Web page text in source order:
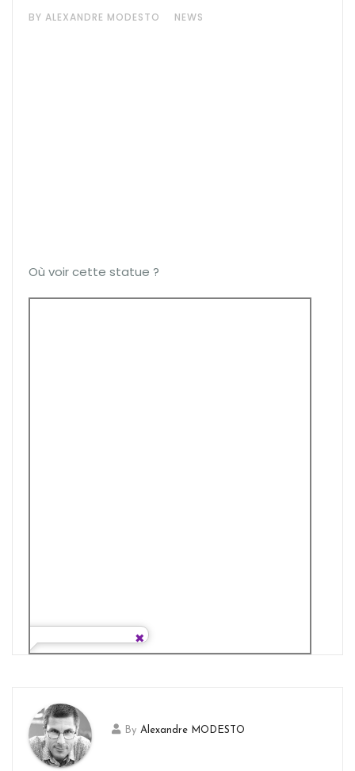
BY ALEXANDRE MODESTO NEWS
Où voir cette statue ?
By Alexandre MODESTO